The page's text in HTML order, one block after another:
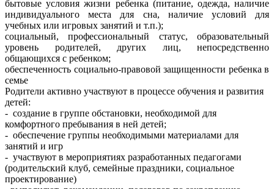
бытовые условия жизни ребенка (питание, одежда, наличие
индивидуального места для сна, наличие условий для
учебных или игровых занятий и т.п.);
социальный, профессиональный статус, образовательный
уровень родителей, других лиц, непосредственно
общающихся с ребенком;
обеспеченность социально-правовой защищенности ребенка в
семье
Родители активно участвуют в процессе обучения и развития
детей:
- создание в группе обстановки, необходимой для
комфортного пребывания в ней детей;
- обеспечение группы необходимыми материалами для
занятий и игр
- участвуют в мероприятиях разработанных педагогами
(родительский клуб, семейные праздники, социальное
проектирование)